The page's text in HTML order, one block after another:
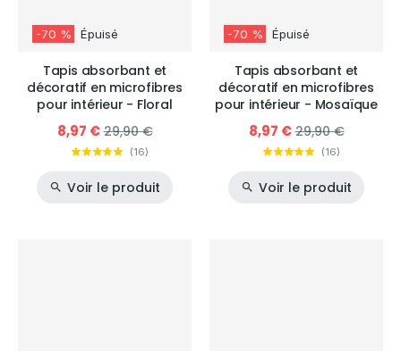
-70 % Épuisé
Tapis absorbant et
décoratif en microfibres
pour intérieur - Floral
8,97 € 29,90 €
(16)
Voir le produit
-70 % Épuisé
Tapis absorbant et
décoratif en microfibres
pour intérieur - Mosaïque
8,97 € 29,90 €
(16)
Voir le produit